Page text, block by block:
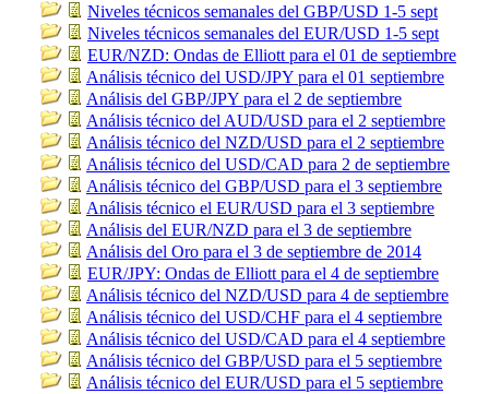
Niveles técnicos semanales del GBP/USD 1-5 sept
Niveles técnicos semanales del EUR/USD 1-5 sept
EUR/NZD: Ondas de Elliott para el 01 de septiembre
Análisis técnico del USD/JPY para el 01 septiembre
Análisis del GBP/JPY para el 2 de septiembre
Análisis técnico del AUD/USD para el 2 septiembre
Análisis técnico del NZD/USD para el 2 septiembre
Análisis técnico del USD/CAD para 2 de septiembre
Análisis técnico del GBP/USD para el 3 septiembre
Análisis técnico el EUR/USD para el 3 septiembre
Análisis del EUR/NZD para el 3 de septiembre
Análisis del Oro para el 3 de septiembre de 2014
EUR/JPY: Ondas de Elliott para el 4 de septiembre
Análisis técnico del NZD/USD para 4 de septiembre
Análisis técnico del USD/CHF para el 4 septiembre
Análisis técnico del USD/CAD para el 4 septiembre
Análisis técnico del GBP/USD para el 5 septiembre
Análisis técnico del EUR/USD para el 5 septiembre